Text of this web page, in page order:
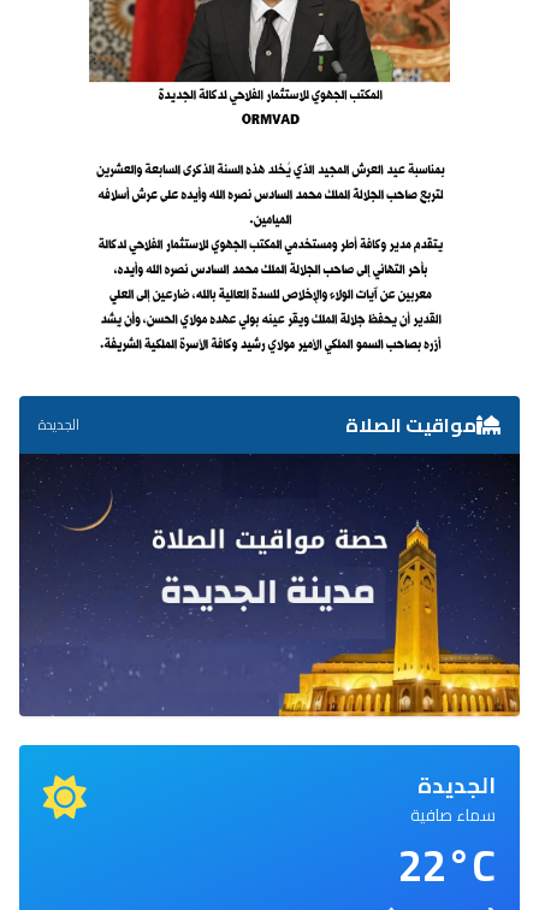
مواقيت الصلاة الجديدة
الجديدة
سماء صافية
22°C